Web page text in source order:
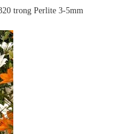
trong Perlite 3-5mm